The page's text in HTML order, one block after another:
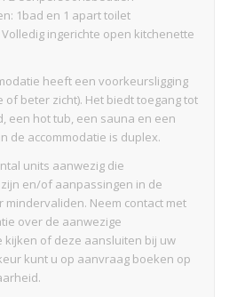
1bad en 1 apart toilet
ingerichte open kitchenette
heeft een voorkeursligging
beter zicht). Het biedt toegang tot
een hot tub, een sauna en een
de accommodatie is duplex.
units aanwezig die
en/of aanpassingen in de
Neem contact met
over de aanwezige
kijken of deze aansluiten bij uw
kunt u op aanvraag boeken op